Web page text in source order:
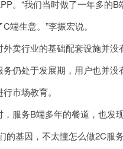
。“我们当时做了一年多的
端生意。”李振宏说。
卖行业的基础配套设施并没
务仍处于发展期，用户也并没
市场教育。
服务B端多年的餐道，也发
的基因，不太懂怎么做2C服务